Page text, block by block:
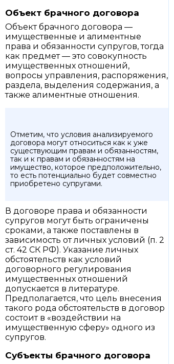
Объект брачного договора
Объект брачного договора —
имущественные и алиментные
права и обязанности супругов, тогда
как предмет — это совокупность
имущественных отношений,
вопросы управления, распоряжения,
раздела, выделения содержания, а
также алиментные отношения.
Отметим, что условия анализируемого
договора могут относиться как к уже
существующим правам и обязанностям,
так и к правам и обязанностям на
имущество, которое предположительно,
то есть потенциально будет совместно
приобретено супругами.
В договоре права и обязанности
супругов могут быть ограничены
сроками, а также поставлены в
зависимость от личных условий (п. 2
ст. 42 СК РФ). Указание личных
обстоятельств как условий
договорного регулирования
имущественных отношений
допускается в литературе.
Предполагается, что цель внесения
такого рода обстоятельств в договор
состоит в «воздействии на
имущественную сферу» одного из
супругов.
Субъекты брачного договора